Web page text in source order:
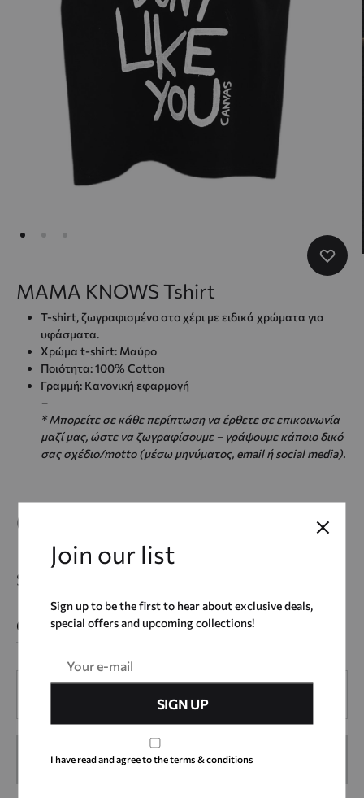
MAMA KNOWS Tshirt
T-shirt, ζωγραφισμένo στο χέρι με ειδικά χρώματα για
υφάσματα.
Χρώμα t-shirt: Μαύρο
Ποιότητα: 100% Cotton
Γραμμή: Κανονική εφαρμογή
–
* Μπορείτε σε κάθε περίπτωση να έρθετε σε επικοινωνία
μαζί μας, ώστε να ζωγραφίσουμε – γράψουμε κάποιο δικό
σας σχέδιο/motto (μέσω μηνύματος, email ή social media).
65,00
Size
Quantity
ADD TO CART
Join our list
Sign up to be the first to hear about exclusive deals,
special offers and upcoming collections!
I have read and agree to the terms & conditions